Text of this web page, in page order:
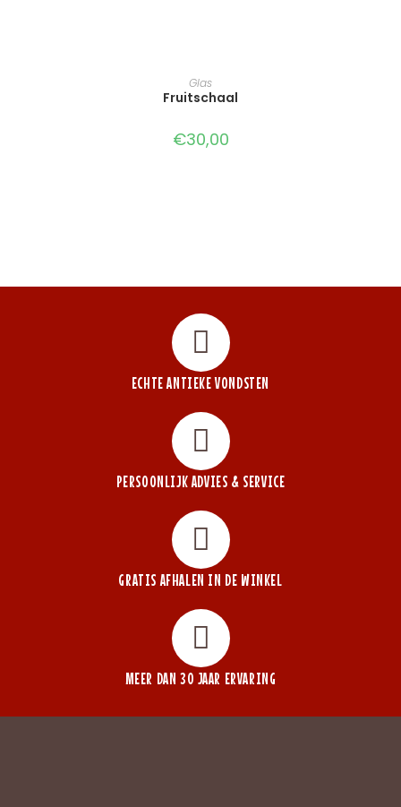
TOEVOEGEN AAN WINKELWAGEN
Glas
Fruitschaal
€30,00
ECHTE ANTIEKE VONDSTEN
PERSOONLIJK ADVIES & SERVICE
GRATIS AFHALEN IN DE WINKEL
MEER DAN 30 JAAR ERVARING